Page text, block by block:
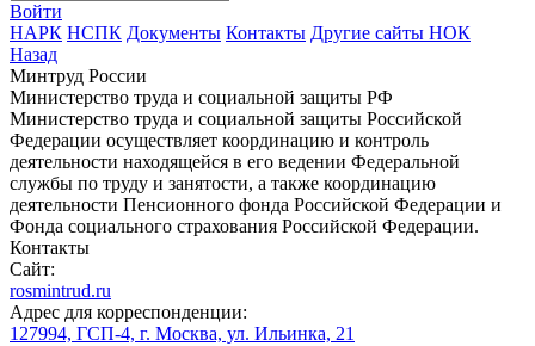
Войти
НАРК НСПК Документы Контакты Другие сайты НОК
Назад
Минтруд России
Министерство труда и социальной защиты РФ
Министерство труда и социальной защиты Российской
Федерации осуществляет координацию и контроль
деятельности находящейся в его ведении Федеральной
службы по труду и занятости, а также координацию
деятельности Пенсионного фонда Российской Федерации и
Фонда социального страхования Российской Федерации.
Контакты
Сайт:
rosmintrud.ru
Адрес для корреспонденции:
127994, ГСП-4, г. Москва, ул. Ильинка, 21